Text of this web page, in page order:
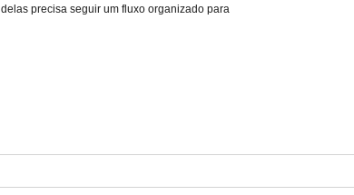
delas precisa seguir um fluxo organizado para